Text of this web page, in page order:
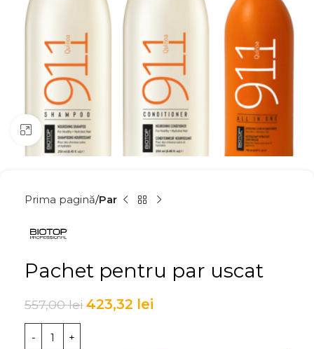
Click to enlarge
Prima pagină Par
Pachet pentru par uscat
557,00lei 423,32 lei